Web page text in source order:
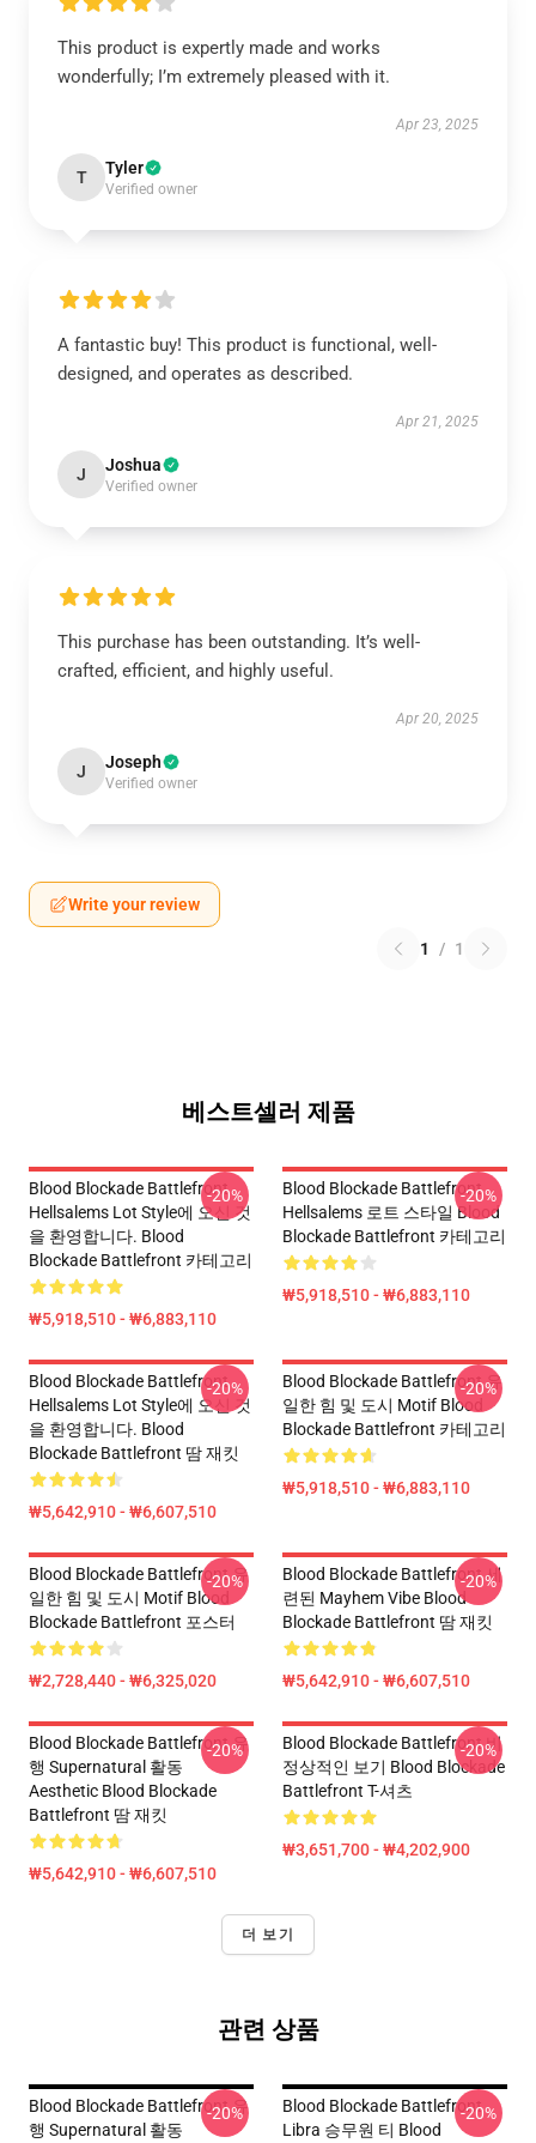
This product is expertly made and works
wonderfully; I’m extremely pleased with it.
Apr 23, 2025
T Tyler
Verified owner
A fantastic buy! This product is functional, well-
designed, and operates as described.
Apr 21, 2025
J Joshua
Verified owner
This purchase has been outstanding. It’s well-
crafted, efficient, and highly useful.
Apr 20, 2025
J Joseph
Verified owner
Write your review
1 / 1
베스트셀러 제품
Blood Blockade Battlefront
Hellsalems Lot Style에 오신 것
을 환영합니다. Blood
Blockade Battlefront 카테고리
₩5,918,510 - ₩6,883,110
-20%
Blood Blockade Battlefront
Hellsalems 로트 스타일 Blood
Blockade Battlefront 카테고리
₩5,918,510 - ₩6,883,110
-20%
Blood Blockade Battlefront
Hellsalems Lot Style에 오신 것
을 환영합니다. Blood
Blockade Battlefront 땀 재킷
₩5,642,910 - ₩6,607,510
-20%
Blood Blockade Battlefront 유
일한 힘 및 도시 Motif Blood
Blockade Battlefront 카테고리
₩5,918,510 - ₩6,883,110
-20%
Blood Blockade Battlefront 유
일한 힘 및 도시 Motif Blood
Blockade Battlefront 포스터
₩2,728,440 - ₩6,325,020
-20%
Blood Blockade Battlefront 세
련된 Mayhem Vibe Blood
Blockade Battlefront 땀 재킷
₩5,642,910 - ₩6,607,510
-20%
Blood Blockade Battlefront 유
행 Supernatural 활동
Aesthetic Blood Blockade
Battlefront 땀 재킷
₩5,642,910 - ₩6,607,510
-20%
Blood Blockade Battlefront 비
정상적인 보기 Blood Blockade
Battlefront T-셔츠
₩3,651,700 - ₩4,202,900
-20%
더 보기
관련 상품
Blood Blockade Battlefront 유
행 Supernatural 활동
-20%
Blood Blockade Battlefront
Libra 승무원 티 Blood
-20%